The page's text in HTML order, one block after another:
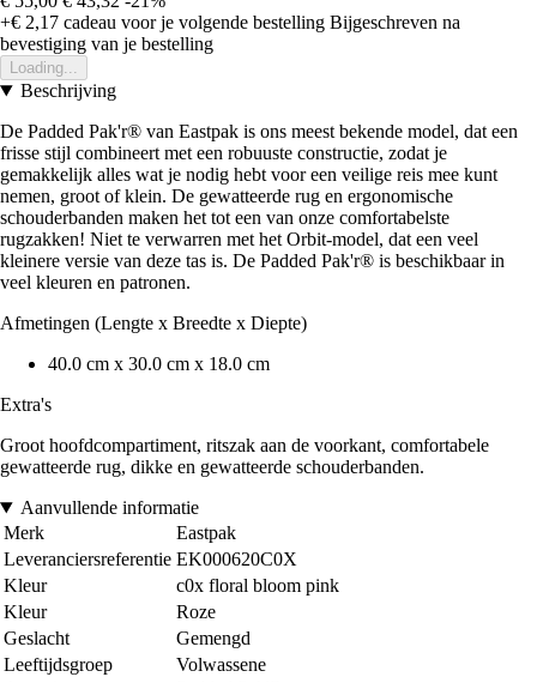
+€ 2,17 cadeau voor je volgende bestelling Bijgeschreven na
bevestiging van je bestelling
Loading...
Beschrijving
De Padded Pak'r® van Eastpak is ons meest bekende model, dat een
frisse stijl combineert met een robuuste constructie, zodat je
gemakkelijk alles wat je nodig hebt voor een veilige reis mee kunt
nemen, groot of klein. De gewatteerde rug en ergonomische
schouderbanden maken het tot een van onze comfortabelste
rugzakken! Niet te verwarren met het Orbit-model, dat een veel
kleinere versie van deze tas is. De Padded Pak'r® is beschikbaar in
veel kleuren en patronen.
Afmetingen (Lengte x Breedte x Diepte)
40.0 cm x 30.0 cm x 18.0 cm
Extra's
Groot hoofdcompartiment, ritszak aan de voorkant, comfortabele
gewatteerde rug, dikke en gewatteerde schouderbanden.
Aanvullende informatie
Merk
Eastpak
Leveranciersreferentie EK000620C0X
Kleur
c0x floral bloom pink
Kleur
Roze
Geslacht
Gemengd
Leeftijdsgroep
Volwassene